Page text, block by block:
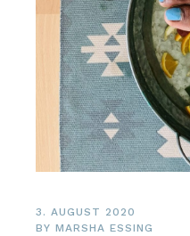
3. AUGUST 2020
BY MARSHA ESSING